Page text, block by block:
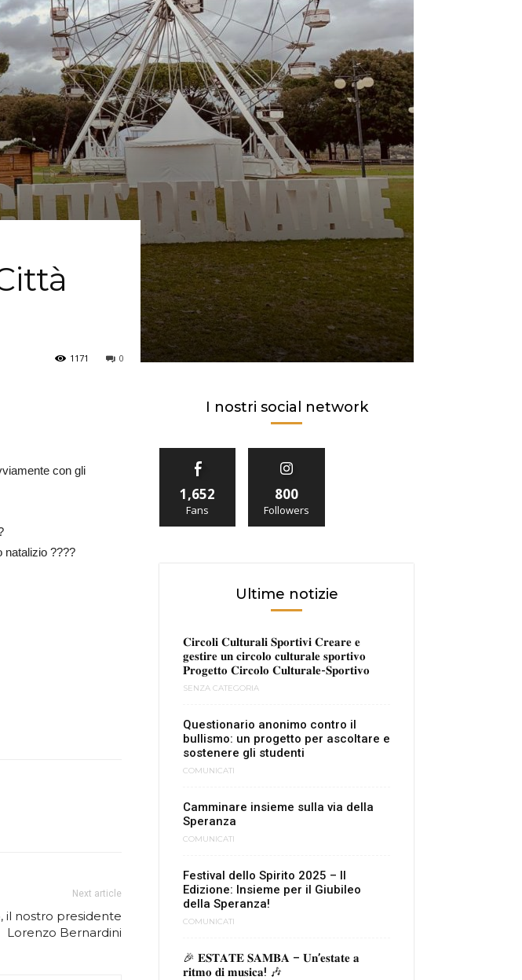
0
1171
con gli
natalizio ??‍??
Next article
il nostro presidente
Lorenzo Bernardini
I nostri social network
1,652
Fans
800
Followers
Ultime notizie
𝐂𝐢𝐫𝐜𝐨𝐥𝐢 𝐂𝐮𝐥𝐭𝐮𝐫𝐚𝐥𝐢 𝐒𝐩𝐨𝐫𝐭𝐢𝐯𝐢 𝐂𝐫𝐞𝐚𝐫𝐞 𝐞
𝐠𝐞𝐬𝐭𝐢𝐫𝐞 𝐮𝐧 𝐜𝐢𝐫𝐜𝐨𝐥𝐨 𝐜𝐮𝐥𝐭𝐮𝐫𝐚𝐥𝐞 𝐬𝐩𝐨𝐫𝐭𝐢𝐯𝐨
𝐏𝐫𝐨𝐠𝐞𝐭𝐭𝐨 𝐂𝐢𝐫𝐜𝐨𝐥𝐨 𝐂𝐮𝐥𝐭𝐮𝐫𝐚𝐥𝐞-𝐒𝐩𝐨𝐫𝐭𝐢𝐯𝐨
SENZA CATEGORIA
Questionario anonimo contro il
bullismo: un progetto per ascoltare e
sostenere gli studenti
COMUNICATI
Camminare insieme sulla via della
Speranza
COMUNICATI
Festival dello Spirito 2025 – II
Edizione: Insieme per il Giubileo
della Speranza!
COMUNICATI
🎉 𝐄𝐒𝐓𝐀𝐓𝐄 𝐒𝐀𝐌𝐁𝐀 – 𝐔𝐧’𝐞𝐬𝐭𝐚𝐭𝐞 𝐚
𝐫𝐢𝐭𝐦𝐨 𝐝𝐢 𝐦𝐮𝐬𝐢𝐜𝐚! 🎶